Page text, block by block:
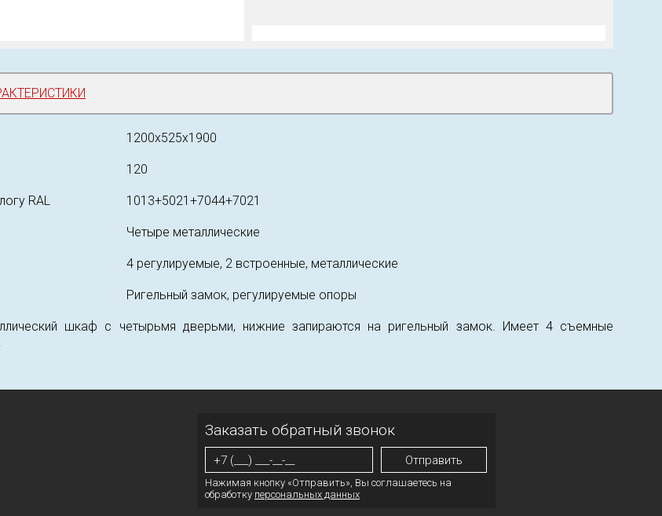
1200х525х1900
120
RAL 1013+5021+7044+7021
Четыре металлические
4 регулируемые, 2 встроенные, металлические
Ригельный замок, регулируемые опоры
шкаф с четырьмя дверьми, нижние запираются на ригельный замок. Имеет 4 съемные
Заказать обратный звонок
Нажимая кнопку «Отправить», Вы соглашаетесь на
обработку персональных данных